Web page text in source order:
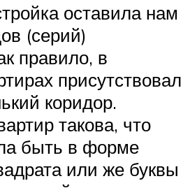
оставила нам
(серий)
правило, в
присутствовал
коридор.
такова, что
быть в форме
или же буквы